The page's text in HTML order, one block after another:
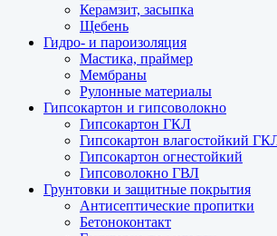
Керамзит, засыпка
Щебень
Гидро- и пароизоляция
Мастика, праймер
Мембраны
Рулонные материалы
Гипсокартон и гипсоволокно
Гипсокартон ГКЛ
Гипсокартон влагостойкий
Гипсокартон огнестойкий
Гипсоволокно ГВЛ
Грунтовки и защитные покрытия
Антисептические пропитки
Бетоноконтакт